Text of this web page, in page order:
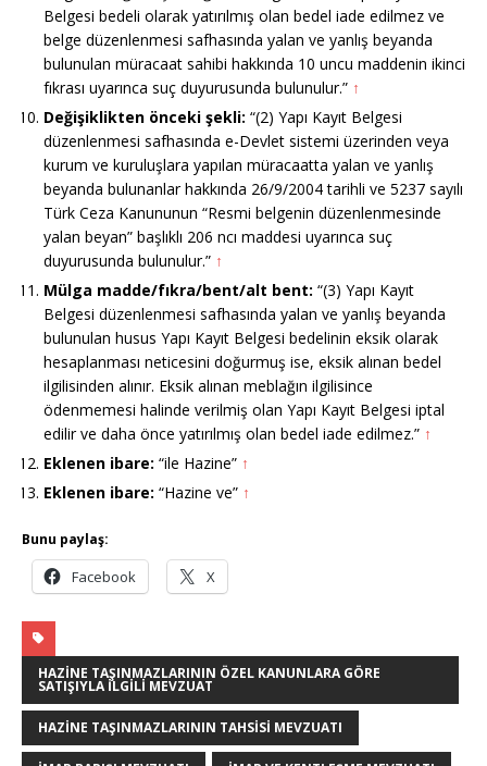
Belgesi bedeli olarak yatırılmış olan bedel iade edilmez ve
belge düzenlenmesi safhasında yalan ve yanlış beyanda
bulunulan müracaat sahibi hakkında 10 uncu maddenin ikinci
fıkrası uyarınca suç duyurusunda bulunulur.” ↑
Değişiklikten önceki şekli: “(2) Yapı Kayıt Belgesi
düzenlenmesi safhasında e-Devlet sistemi üzerinden veya
kurum ve kuruluşlara yapılan müracaatta yalan ve yanlış
beyanda bulunanlar hakkında 26/9/2004 tarihli ve 5237 sayılı
Türk Ceza Kanununun “Resmi belgenin düzenlenmesinde
yalan beyan” başlıklı 206 ncı maddesi uyarınca suç
duyurusunda bulunulur.” ↑
Mülga madde/fıkra/bent/alt bent: “(3) Yapı Kayıt
Belgesi düzenlenmesi safhasında yalan ve yanlış beyanda
bulunulan husus Yapı Kayıt Belgesi bedelinin eksik olarak
hesaplanması neticesini doğurmuş ise, eksik alınan bedel
ilgilisinden alınır. Eksik alınan meblağın ilgilisince
ödenmemesi halinde verilmiş olan Yapı Kayıt Belgesi iptal
edilir ve daha önce yatırılmış olan bedel iade edilmez.” ↑
Eklenen ibare: “ile Hazine” ↑
Eklenen ibare: “Hazine ve” ↑
Bunu paylaş:
Facebook X
HAZINE TAŞINMAZLARININ ÖZEL KANUNLARA GÖRE
SATIŞIYLA İLGILI MEVZUAT
HAZINE TAŞINMAZLARININ TAHSISI MEVZUATI